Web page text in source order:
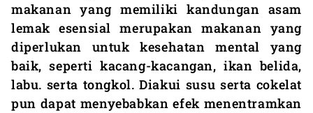
makanan yang memiliki kandungan asam
lemak esensial merupakan makanan yang
diperlukan untuk kesehatan mental yang
baik, seperti kacang-kacangan, ikan belida,
labu. serta tongkol. Diakui susu serta cokelat
pun dapat menyebabkan efek menentramkan